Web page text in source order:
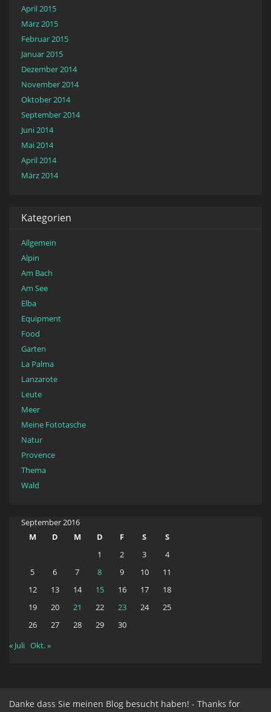
April 2015
März 2015
Februar 2015
Januar 2015
Dezember 2014
November 2014
Oktober 2014
September 2014
Juni 2014
Mai 2014
April 2014
März 2014
Kategorien
Allgemein
Alpin
Am Bach
Am See
Elba
Equipment
Food
Garten
La Palma
Lanzarote
Leute
Meer
Meine Fototasche
Natur
Provence
Thema
Wald
September 2016
M
D M D F S
S
1
2 3
4
5
6 7 8 9 10
11
12
13 14 15 16 17
18
19
20 21 22 23 24
25
26
27 28 29
30
« Juli Okt. »
Danke dass Sie meinen Blog besucht haben! - Thanks for